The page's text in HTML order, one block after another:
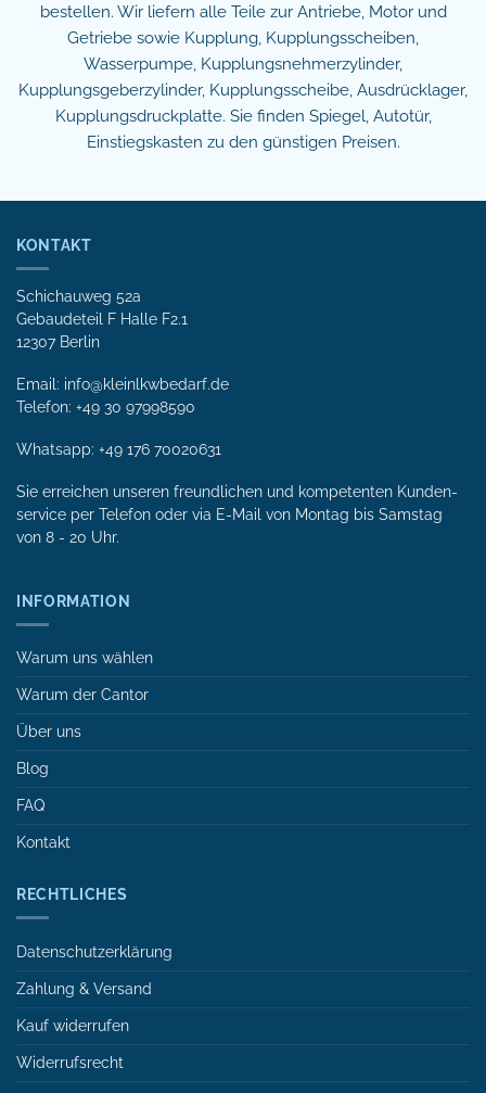
bestellen. Wir liefern alle Teile zur Antriebe, Motor und
Getriebe sowie Kupplung, Kupplungsscheiben,
Wasserpumpe, Kupplungsnehmerzylinder,
Kupplungsgeberzylinder, Kupplungsscheibe, Ausdrücklager,
Kupplungsdruckplatte. Sie finden Spiegel, Autotür,
Einstiegskasten zu den günstigen Preisen.
KONTAKT
Schichauweg 52a
Gebaudeteil F Halle F2.1
12307 Berlin
Email: info@kleinlkwbedarf.de
Telefon: +49 30 97998590
Whatsapp: +49 176 70020631
Sie erreichen unseren freundlichen und kompetenten Kunden­
service per Tele­fon oder via E-Mail von Mon­tag bis Samstag
von 8 - 20 Uhr.
INFORMATION
Warum uns wählen
Warum der Cantor
Über uns
Blog
FAQ
Kontakt
RECHTLICHES
Datenschutzerklärung
Zahlung & Versand
Kauf widerrufen
Widerrufsrecht